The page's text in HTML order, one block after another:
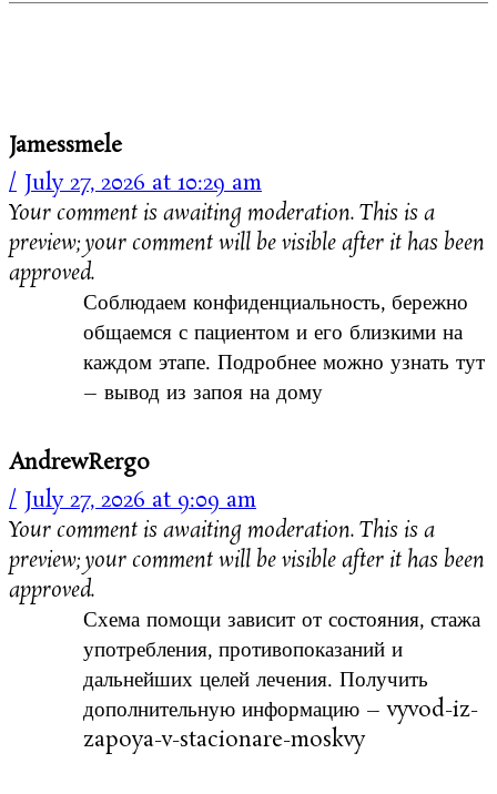
Jamessmele
July 27, 2026 at 10:29 am
Your comment is awaiting moderation. This is a
preview; your comment will be visible after it has been
approved.
Соблюдаем конфиденциальность, бережно
общаемся с пациентом и его близкими на
каждом этапе. Подробнее можно узнать тут
– вывод из запоя на дому
AndrewRergo
July 27, 2026 at 9:09 am
Your comment is awaiting moderation. This is a
preview; your comment will be visible after it has been
approved.
Схема помощи зависит от состояния, стажа
употребления, противопоказаний и
дальнейших целей лечения. Получить
дополнительную информацию – vyvod-iz-
zapoya-v-stacionare-moskvy